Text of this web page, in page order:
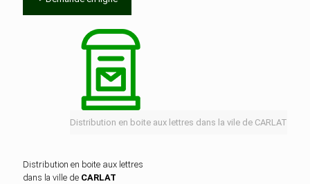
Distribution en boite aux lettres dans la vile de CARLAT
Distribution en boite aux lettres
dans la ville de CARLAT